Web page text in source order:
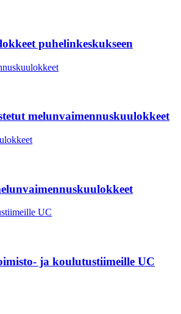
puhelinkeskukseen
melunvaimennuskuulokkeet
ja koulutustiimeille UC